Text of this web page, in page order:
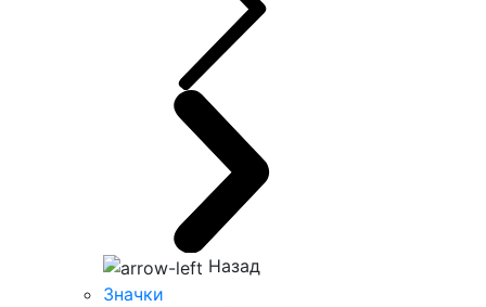
Назад
Значки